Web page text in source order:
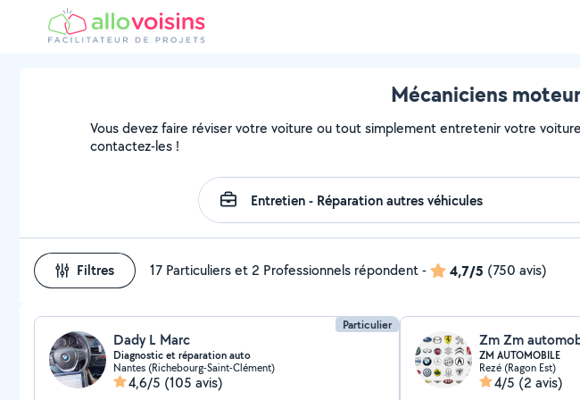
Mécaniciens
Vous devez faire réviser votre voiture ou tout simplement entretenir votre
contactez-les !
Filtres 17 Particuliers et 2 Professionnels répondent- 4,7/5 (750 avis)
Particulier
Dady L Marc
Diagnostic et réparation auto
Nantes (Richebourg-Saint-Clément)
4,6/5 (105 avis)
Zm Zm
ZM AUTOMOBILE
Rezé (Ragon Est)
4/5 (2 avis)